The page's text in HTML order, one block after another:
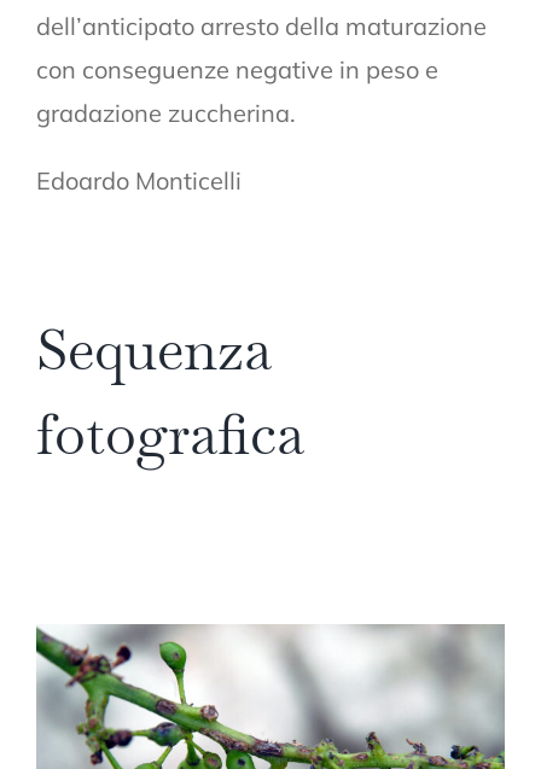
dell’anticipato arresto della maturazione
con conseguenze negative in peso e
gradazione zuccherina.
Edoardo Monticelli
Sequenza
fotografica